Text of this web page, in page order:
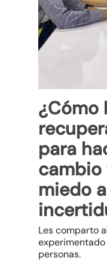
¿Cómo
para
cambio
miedo
Les comparto
personas.